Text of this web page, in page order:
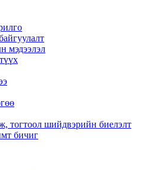
мэдээлэл
тогтоол шийдвэрийн биелэлт
бичиг